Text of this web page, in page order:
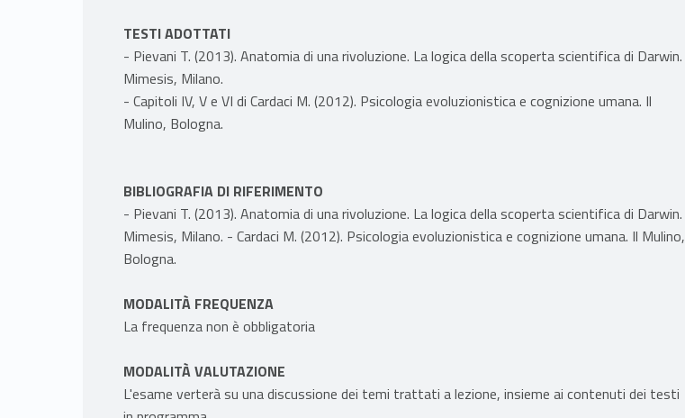
TESTI ADOTTATI
- Pievani T. (2013). Anatomia di una rivoluzione. La logica della scoperta scientifica di Darwin.
Mimesis, Milano.
- Capitoli IV, V e VI di Cardaci M. (2012). Psicologia evoluzionistica e cognizione umana. Il
Mulino, Bologna.
BIBLIOGRAFIA DI RIFERIMENTO
- Pievani T. (2013). Anatomia di una rivoluzione. La logica della scoperta scientifica di Darwin.
Mimesis, Milano. - Cardaci M. (2012). Psicologia evoluzionistica e cognizione umana. Il Mulino,
Bologna.
MODALITÀ FREQUENZA
La frequenza non è obbligatoria
MODALITÀ VALUTAZIONE
L'esame verterà su una discussione dei temi trattati a lezione, insieme ai contenuti dei testi